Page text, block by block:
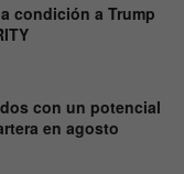
condición a Trump
con un potencial
en agosto